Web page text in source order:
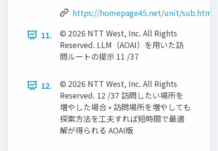
https://homepage45.net/unit/sub.htm
11.
© 2026 NTT West, Inc. All Rights
Reserved. LLM（AOAI）を用いた訪
問ルートの提示 11 /37
12.
© 2026 NTT West, Inc. All Rights
Reserved. 12 /37 訪問したい場所を
増やした場合 • 訪問場所を増やしても
探索方法を工夫すれば短時間で最適
解が得られる AOAI版